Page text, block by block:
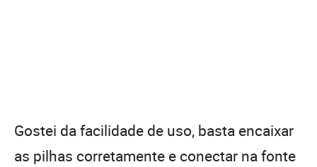
Gostei da facilidade de uso, basta encaixar
as pilhas corretamente e conectar na fonte